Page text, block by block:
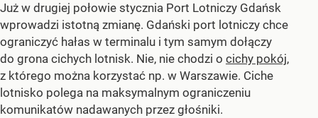
Już w drugiej połowie stycznia Port Lotniczy Gdańsk
wprowadzi istotną zmianę. Gdański port lotniczy chce
ograniczyć hałas w terminalu i tym samym dołączy
do grona cichych lotnisk. Nie, nie chodzi o cichy pokój,
z którego można korzystać np. w Warszawie. Ciche
lotnisko polega na maksymalnym ograniczeniu
komunikatów nadawanych przez głośniki.